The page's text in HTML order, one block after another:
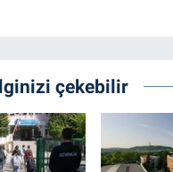
çekebilir